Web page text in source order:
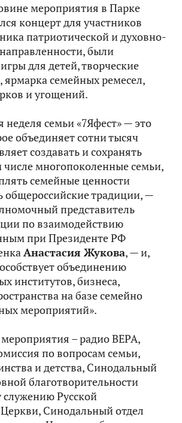
мероприятия в Парке
концерт для участников
патриотической и духовно-
были
для детей, творческие
ярмарка семейных ремесел,
и угощений.
неделя семьи «7Яфест» — это
объединяет сотни тысяч
создавать и сохранять
многопоколенные семьи,
семейные ценности
общероссийские традиции, —
представитель
по взаимодействию
при Президенте РФ
Анастасия Жукова, — и,
объединению
институтов, бизнеса,
на базе семейно
мероприятий».
– радио ВЕРА,
по вопросам семьи,
и детства, Синодальный
благотворительности
Русской
Синодальный отдел